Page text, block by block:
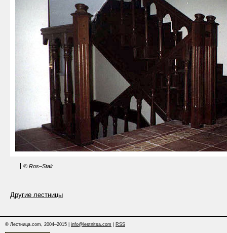
© Ros–Stair
Другие лестницы
© Лестница.com, 2004–2015 | info@lestnitsa.com RSS